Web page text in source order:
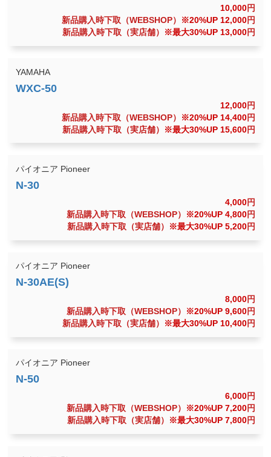
10,000円
新品購入時下取（WEBSHOP）
※20%UP 12,000円
新品購入時下取（実店舗）
※最大30%UP 13,000円
YAMAHA
12,000円
新品購入時下取（WEBSHOP）
※20%UP 14,400円
新品購入時下取（実店舗）
※最大30%UP 15,600円
パイオニア Pioneer
4,000円
新品購入時下取（WEBSHOP）
※20%UP 4,800円
新品購入時下取（実店舗）
※最大30%UP 5,200円
パイオニア Pioneer
8,000円
新品購入時下取（WEBSHOP）
※20%UP 9,600円
新品購入時下取（実店舗）
※最大30%UP 10,400円
パイオニア Pioneer
6,000円
新品購入時下取（WEBSHOP）
※20%UP 7,200円
新品購入時下取（実店舗）
※最大30%UP 7,800円